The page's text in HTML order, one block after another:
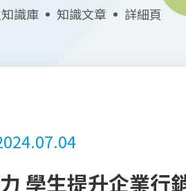
識庫 知識文章 詳細頁
學生提升企業行